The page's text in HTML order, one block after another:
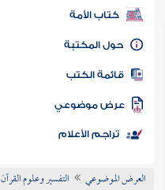
كتب PDF
كتاب الأمة
المكتبة
الكتب
موضوعي
تراجم الأعلام
العرض الموضوعي التفسير وعلوم القرآن